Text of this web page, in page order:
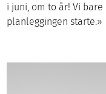
i juni, om to år! Vi
planleggingen starte.»